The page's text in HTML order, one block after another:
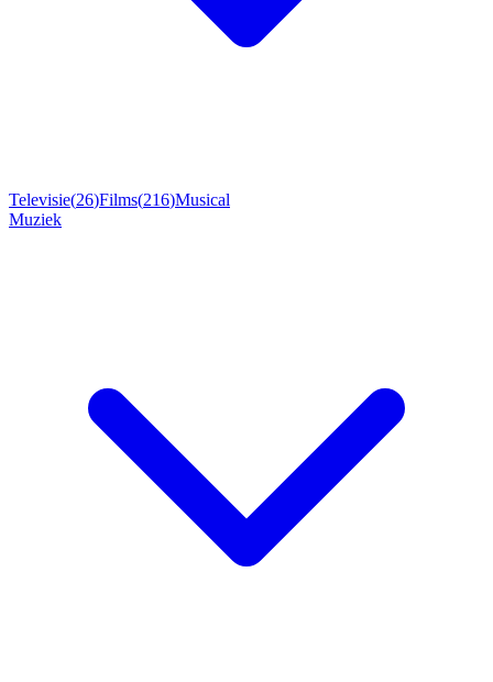
Televisie(26)Films(216)Musical
Muziek